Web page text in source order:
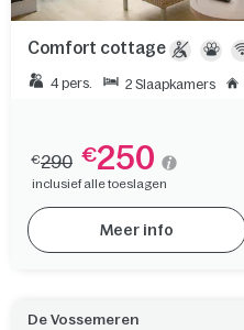
Comfort cottage
4 pers. 2 Slaapkamers
€290 €250
inclusief alle toeslagen
Meer info
De Vossemeren